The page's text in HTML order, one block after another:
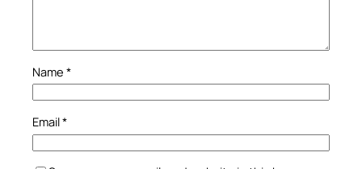
Name *
Email*